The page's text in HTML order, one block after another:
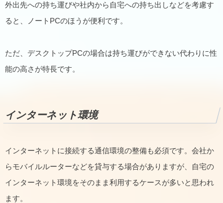
外出先への持ち運びや社内から自宅への持ち出しなどを考慮す
ると、ノートPCのほうが便利です。
ただ、デスクトップPCの場合は持ち運びができない代わりに性
能の高さが特長です。
インターネット環境
インターネットに接続する通信環境の整備も必須です。会社か
らモバイルルーターなどを貸与する場合がありますが、自宅の
インターネット環境をそのまま利用するケースが多いと思われ
ます。